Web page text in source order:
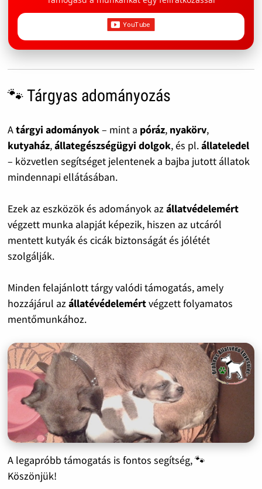
🐾 Tárgyas adományozás
Atárgyi adományok– mint a póráz, nyakörv,
kutyaház,állategészségügyi dolgok, és pl.állateledel
– közvetlen segítséget jelentenek a bajba jutott állatok
mindennapi ellátásában.
Ezek az eszközök és adományok azállatvédelemért
végzett munka alapját képezik, hiszen az utcáról
mentett kutyák és cicák biztonságát és jólétét
szolgálják.
Minden felajánlott tárgy valódi támogatás, amely
hozzájárul azállatévédelemértvégzett folyamatos
mentőmunkához.
A legapróbb támogatás is fontos segítség, 🐾
Köszönjük!